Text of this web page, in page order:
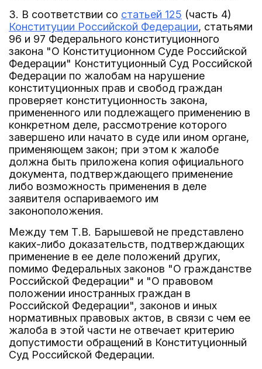
3. В соответствии со статьей 125 (часть 4)
Конституции Российской Федерации, статьями
96 и 97 Федерального конституционного
закона "О Конституционном Суде Российской
Федерации" Конституционный Суд Российской
Федерации по жалобам на нарушение
конституционных прав и свобод граждан
проверяет конституционность закона,
примененного или подлежащего применению в
конкретном деле, рассмотрение которого
завершено или начато в суде или ином органе,
применяющем закон; при этом к жалобе
должна быть приложена копия официального
документа, подтверждающего применение
либо возможность применения в деле
заявителя оспариваемого им
законоположения.
Между тем Т.В. Барышевой не представлено
каких-либо доказательств, подтверждающих
применение в ее деле положений других,
помимо Федеральных законов "О гражданстве
Российской Федерации" и "О правовом
положении иностранных граждан в
Российской Федерации", законов и иных
нормативных правовых актов, в связи с чем ее
жалоба в этой части не отвечает критерию
допустимости обращений в Конституционный
Суд Российской Федерации.